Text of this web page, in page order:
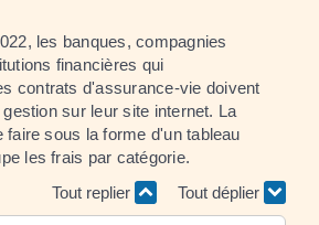
les banques, compagnies
financières qui
contrats d'assurance-vie doivent
sur leur site internet. La
faire sous la forme d'un tableau
les frais par catégorie.
Tout replier
Tout déplier